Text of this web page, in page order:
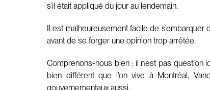
s’il était appliqué du jour au lendemain.
Il est malheureusement facile de
avant de se forger une opinion trop arrêtée.
Comprenons-nous bien : il n’est pas question
bien différent que l’on vive à Montréal,
gouvernementaux aussi.